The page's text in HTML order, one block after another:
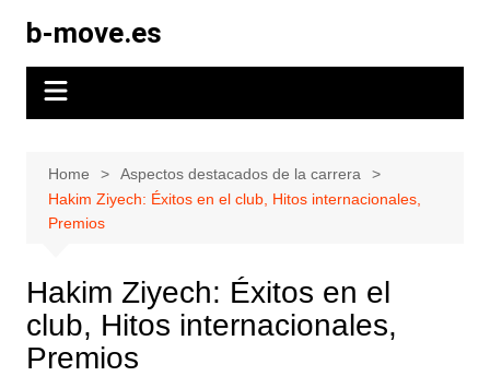
content
b-move.es
Home
Aspectos destacados de la carrera
Hakim Ziyech: Éxitos en el club, Hitos internacionales,
Premios
Hakim Ziyech: Éxitos en el
club, Hitos internacionales,
Premios